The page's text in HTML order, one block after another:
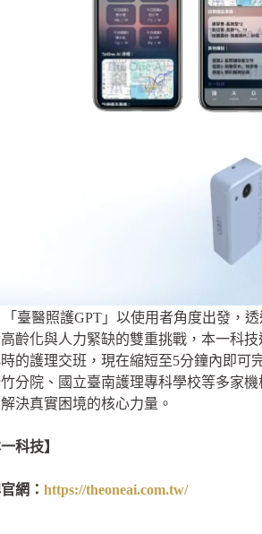
「臺醫照護GPT」以使用者角度出發，
齡化與人力緊缺的雙重挑戰，本一科
的護理交班，現在縮短至5分鐘內即可
竹分院、國立臺南護理專科學校等多家
決真實困境的核心力量。
一科技】
網： https://theoneai.com.tw/